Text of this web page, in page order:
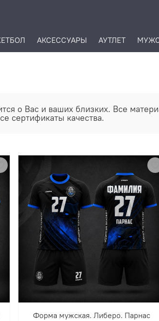
АКСЕССУАРЫ АУТЛЕТ
о Ваc и ваших близких. Все
сертификаты качества.
Форма мужская. Либеро. Парнас